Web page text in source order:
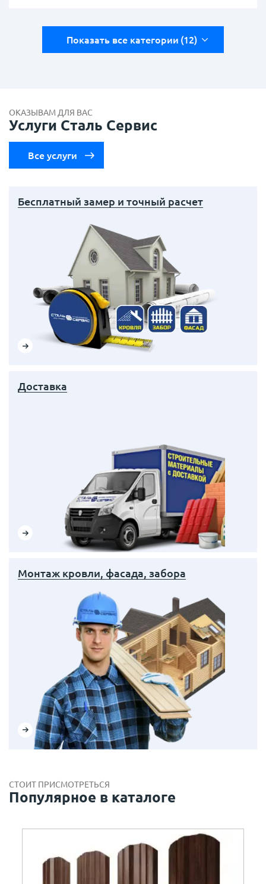
Показать все категории (12)
ОКАЗЫВАМ ДЛЯ ВАС
Услуги Сталь Сервис
Все услуги
Бесплатный замер и точный расчет
Доставка
Монтаж кровли, фасада, забора
СТОИТ ПРИСМОТРЕТЬСЯ
Популярное в каталоге